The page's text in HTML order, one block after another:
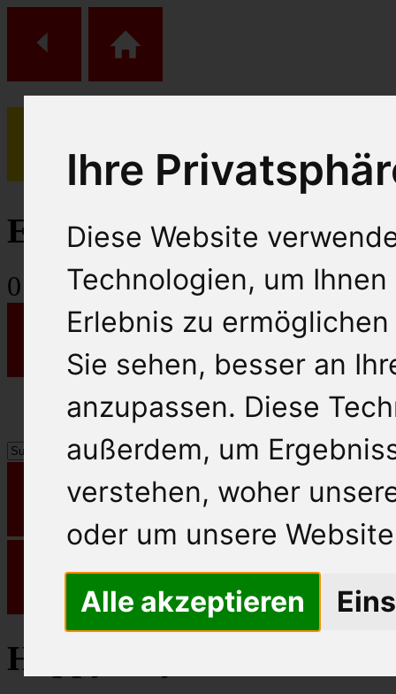
Ihre
Diese Website
Technologien, um
Erlebnis zu
Sie sehen, besser an
anzupassen. Diese
außerdem, um
verstehen, woher
oder um unsere
Alle akzeptieren
(0)
Einkaufs Wagen
0 Artikel
Happy Day Fruchtsaft